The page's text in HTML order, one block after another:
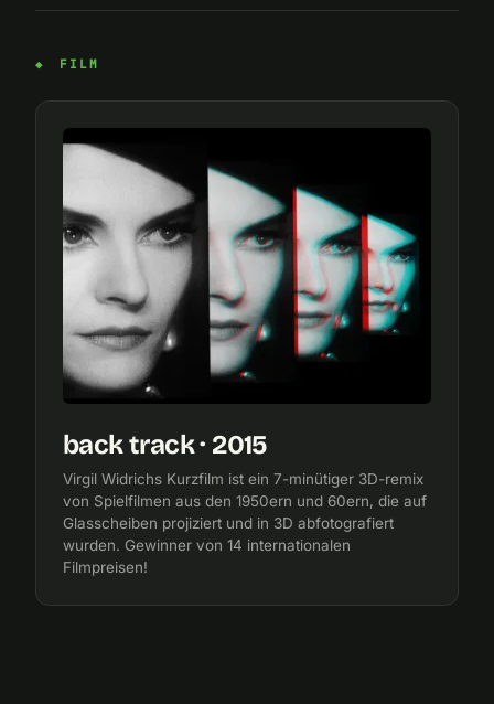
FILM
back track · 2015
Virgil Widrichs Kurzfilm ist ein 7-minütiger 3D-remix
von Spielfilmen aus den 1950ern und 60ern, die auf
Glasscheiben projiziert und in 3D abfotografiert
wurden. Gewinner von 14 internationalen
Filmpreisen!